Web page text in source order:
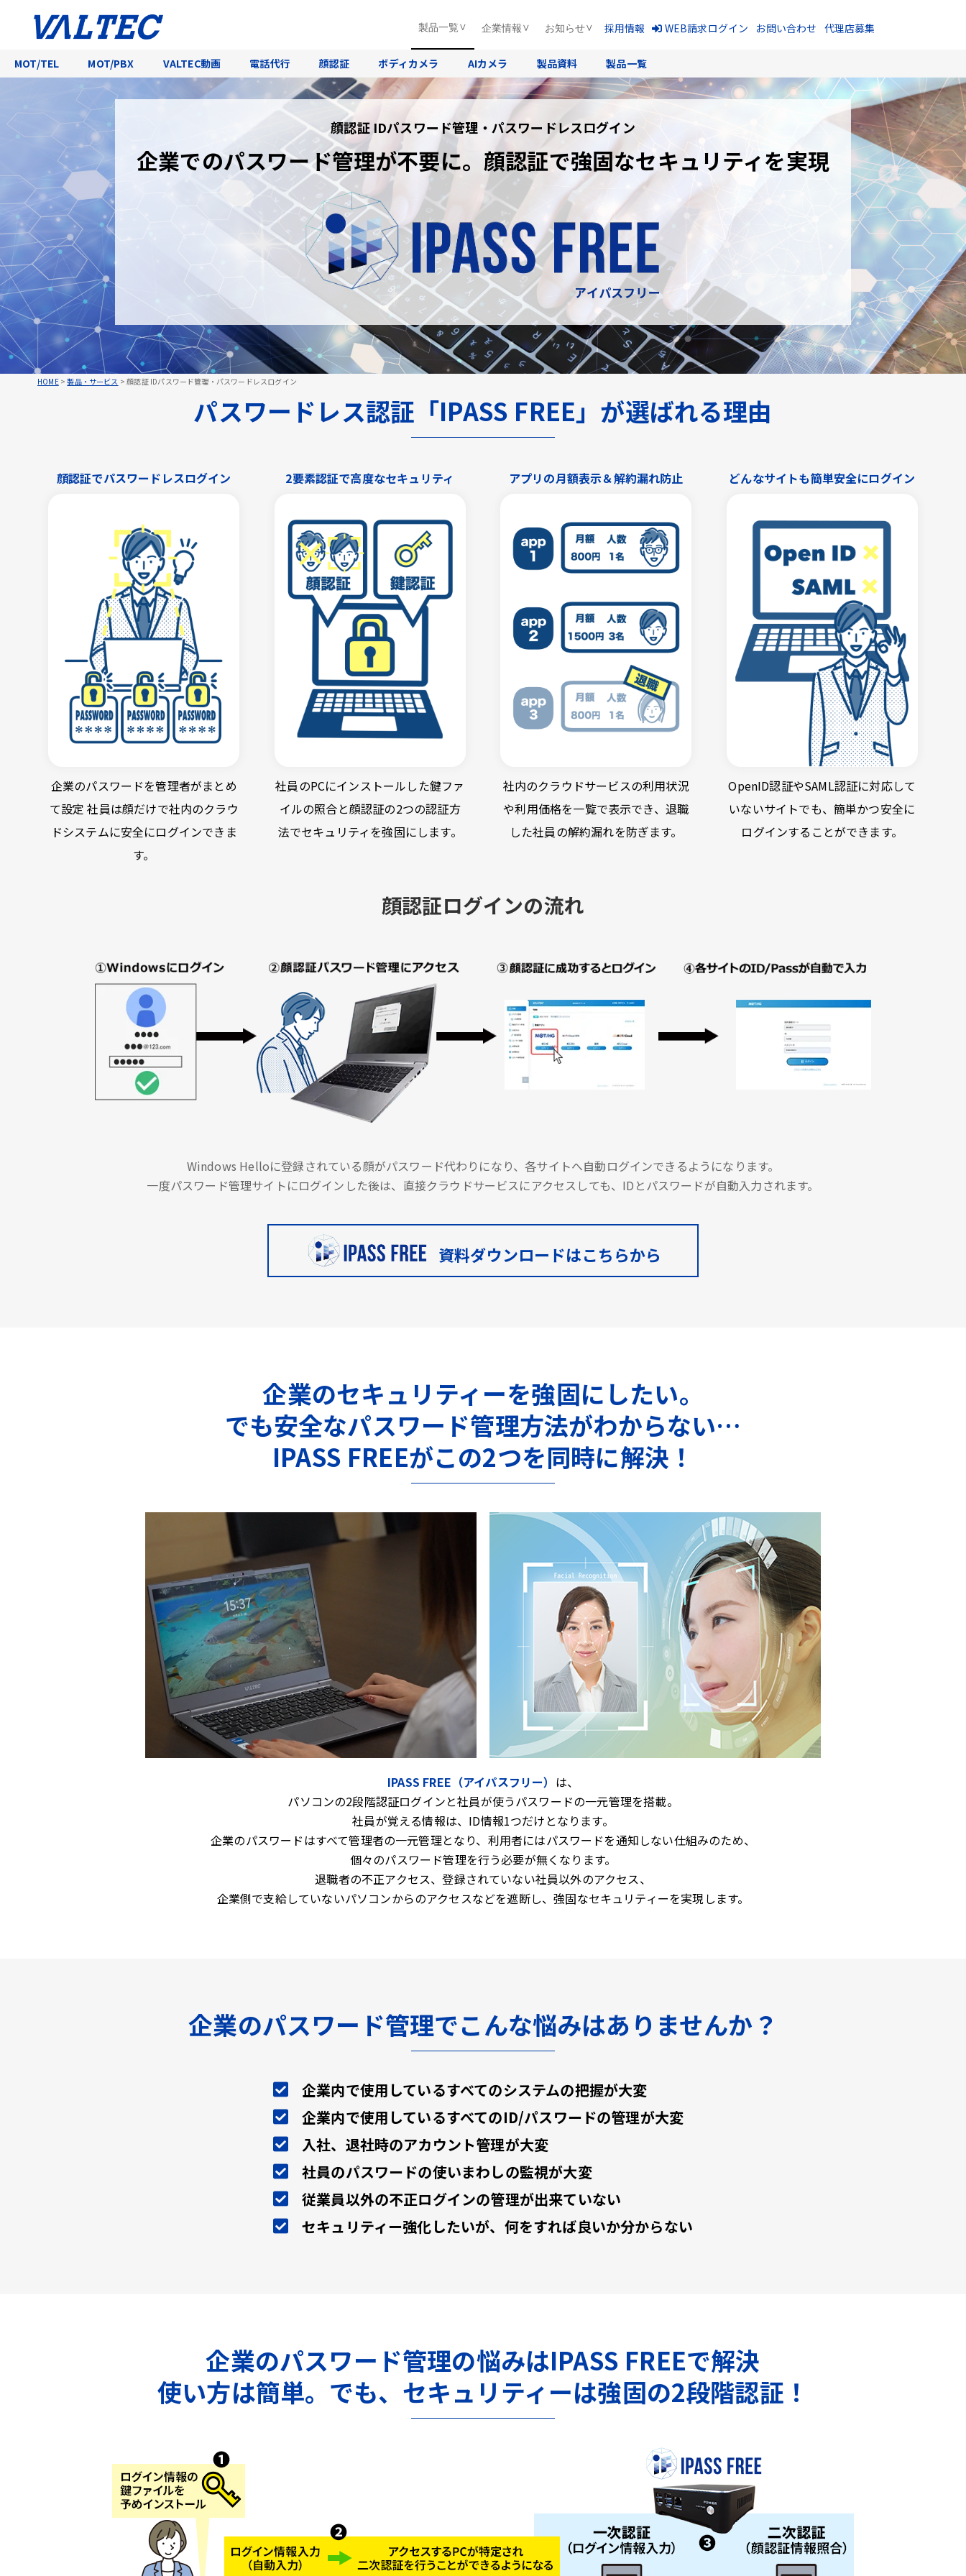
製品一覧
MOT/TEL MOT/PBX VALTEC動画 電話代行 顔認証 ボディカメラ AIカメラ 製品資料 製品一覧
企業情報 お知らせ 採用情報 WEB請求ログイン お問い合わせ 代理店募集
HOME>製品・サービス >顔認証 IDパスワード管理・パスワードレスログイン
顔認証 IDパスワード管理・パスワードレスログイン
企業でのパスワード管理が不要に。顔認証で強固なセキュリティを実現
アイパスフリー
パスワードレス認証「IPASS FREE」が選ばれる理由
顔認証でパスワードレスログイン
企業のパスワードを管理者がまとめ
て設定 社員は顔だけで社内のクラウ
ドシステムに安全にログインできま
す。
2要素認証で高度なセキュリティ
社員のPCにインストールした鍵ファ
イルの照合と顔認証の2つの認証方
法でセキュリティを強固にします。
アプリの月額表示＆解約漏れ防止
社内のクラウドサービスの利用状況
や利用価格を一覧で表示でき、退職
した社員の解約漏れを防ぎます。
どんなサイトも簡単安全にログイン
OpenID認証やSAML認証に対応して
いないサイトでも、簡単かつ安全に
ログインすることができます。
顔認証ログインの流れ
Windows Helloに登録されている顔がパスワード代わりになり、各サイトへ自動ログインできるようになります。
一度パスワード管理サイトにログインした後は、直接クラウドサービスにアクセスしても、IDとパスワードが自動入力されます。
資料ダウンロードはこちらから
企業のセキュリティーを強固にしたい。
でも安全なパスワード管理方法がわからない…
IPASS FREEがこの2つを同時に解決！
IPASS FREE（アイパスフリー） は、
パソコンの2段階認証ログインと社員が使うパスワードの一元管理を搭載。
社員が覚える情報は、ID情報1つだけとなります。
企業のパスワードはすべて管理者の一元管理となり、利用者にはパスワードを通知しない仕組みのため、
個々のパスワード管理を行う必要が無くなります。
退職者の不正アクセス、登録されていない社員以外のアクセス、
企業側で支給していないパソコンからのアクセスなどを遮断し、強固なセキュリティーを実現します。
企業のパスワード管理でこんな悩みはありませんか？
企業内で使用しているすべてのシステムの把握が大変
企業内で使用しているすべてのID/パスワードの管理が大変
入社、退社時のアカウント管理が大変
社員のパスワードの使いまわしの監視が大変
従業員以外の不正ログインの管理が出来ていない
セキュリティー強化したいが、何をすれば良いか分からない
企業のパスワード管理の悩みはIPASS FREEで解決
使い方は簡単。でも、セキュリティーは強固の2段階認証！